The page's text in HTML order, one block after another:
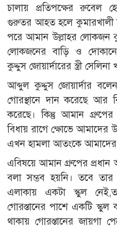
চালায় প্রতিপক্ষের রুবেল
গুরুতর আহত হলে কুমারখালী
পরে আমান উল্লাহর লোকজন
লোকজনের বাড়ি ও দোকানে
কুদ্দুস জোয়ার্দারের স্ত্রী
আব্দুল কুদ্দুস জোয়ার্দার
গোরস্থানে দান করেছে আর
করেছে। কিন্তু আমান
বিধায় রাগে ক্ষোভে আমাদের
এখন হামলা আতংকে আমাদের
এবিষয়ে আমান গ্রুপের প্রধান
বলা সম্ভব হয়নি। তবে তার
এলাকায় একটা স্কুল
গোরস্তানের পাশে একটি স্কুল
থাকায় গোরস্তানের জায়গা